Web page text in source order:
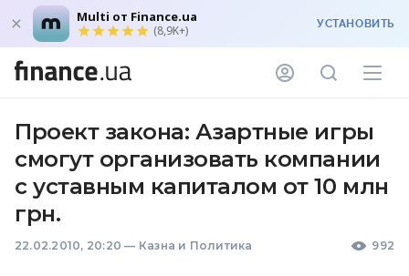
Multi от Finance.ua
(8,9K+) УСТАНОВИТЬ
Проект закона: Азартные игры
смогут организовать компании
с уставным капиталом от 10 млн
грн.
22.02.2010, 20:20 — Казна и Политика 992